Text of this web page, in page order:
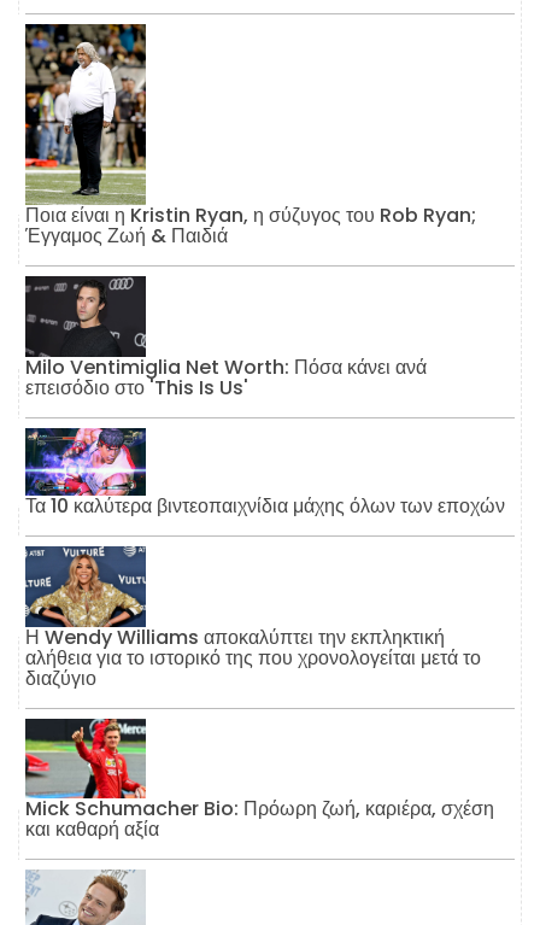
Ποια είναι η Kristin Ryan, η σύζυγος του Rob Ryan;
Έγγαμος Ζωή & Παιδιά
Milo Ventimiglia Net Worth: Πόσα κάνει ανά
επεισόδιο στο 'This Is Us'
Τα 10 καλύτερα βιντεοπαιχνίδια μάχης όλων των εποχών
Η Wendy Williams αποκαλύπτει την εκπληκτική
αλήθεια για το ιστορικό της που χρονολογείται μετά το
διαζύγιο
Mick Schumacher Bio: Πρόωρη ζωή, καριέρα, σχέση
και καθαρή αξία